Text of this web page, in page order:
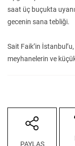
saat üç buçukta
gecenin sana tebliği.
Sait Faik’in
meyhanelerin ve
dünyadır. Bir flanör
Bu seçki, Sait Faik’in
öyküsünü bir araya
versiyonları ile
PAYLAŞ